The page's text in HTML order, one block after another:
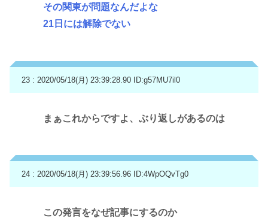
その関東が問題なんだよな
21日には解除でない
23 : 2020/05/18(月) 23:39:28.90 ID:g57MU7il0
まぁこれからですよ、ぶり返しがあるのは
24 : 2020/05/18(月) 23:39:56.96 ID:4WpOQvTg0
この発言をなぜ記事にするのか